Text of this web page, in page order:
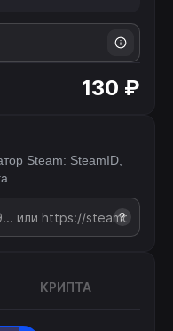
130 ₽
Steam: SteamID,
?
КРИПТА